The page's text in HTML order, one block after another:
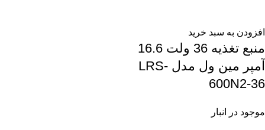
افزودن به سبد خرید
منبع تغذیه 36 ولت 16.6
آمپر مین ول مدل LRS-
600N2-36
موجود در انبار